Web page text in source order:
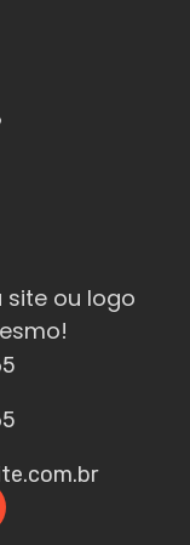
site ou logo